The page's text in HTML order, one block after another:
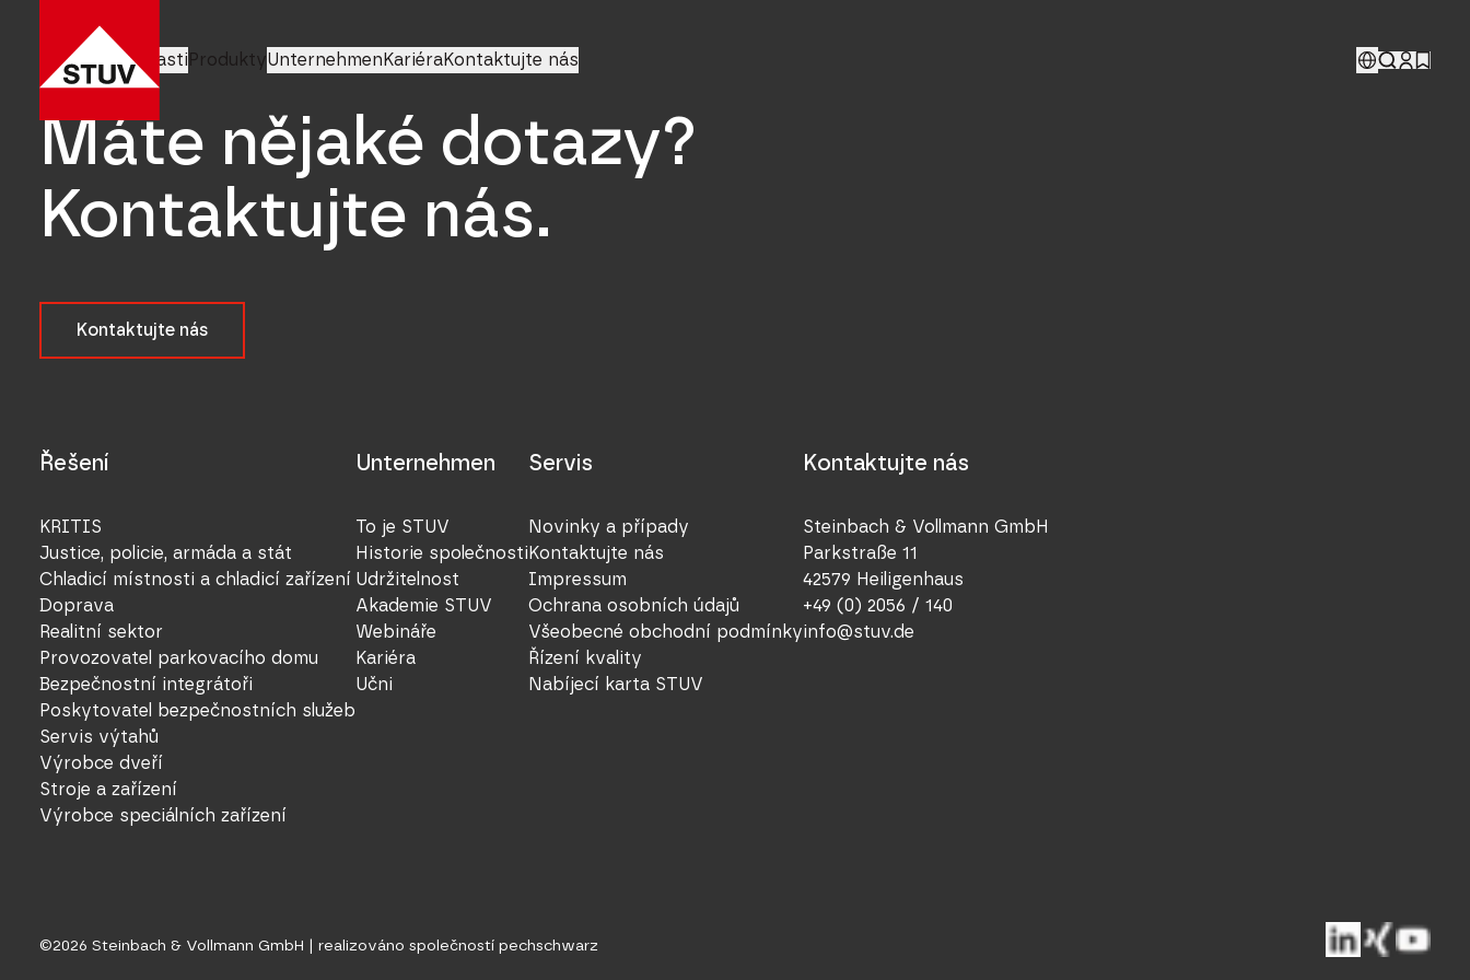
Obchodní oblastiProduktyUnternehmenKariéraKontaktujte nás
Máte nějaké dotazy?
Kontaktujte nás.
Kontaktujte nás
Řešení
KRITIS
Justice, policie, armáda a stát
Chladicí místnosti a chladicí zařízení
Doprava
Realitní sektor
Provozovatel parkovacího domu
Bezpečnostní integrátoři
Poskytovatel bezpečnostních služeb
Servis výtahů
Výrobce dveří
Stroje a zařízení
Výrobce speciálních zařízení
Unternehmen
To je STUV
Historie společnosti
Udržitelnost
Akademie STUV
Webináře
Kariéra
Učni
Servis
Novinky a případy
Kontaktujte nás
Impressum
Ochrana osobních údajů
Všeobecné obchodní podmínky
Řízení kvality
Nabíjecí karta STUV
Kontaktujte nás
Steinbach & Vollmann GmbH
Parkstraße 11
42579 Heiligenhaus
+49 (0) 2056 / 140
info@stuv.de
©2026 Steinbach & Vollmann GmbH | realizováno společností pechschwarz